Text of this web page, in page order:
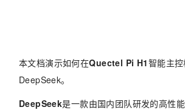
本文档演示如何在Quectel Pi H1智能主
DeepSeek。
DeepSeek是一款由国内团队研发的高性能